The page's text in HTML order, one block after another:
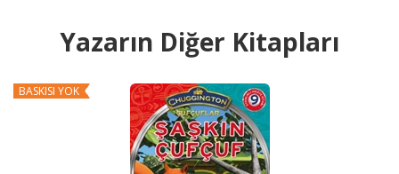
Yazarın Diğer Kitapları
BASKISI YOK